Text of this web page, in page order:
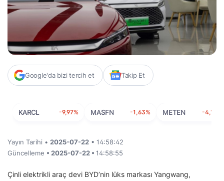
Google'da bizi tercih et Takip Et
KARCL -9,97% MASFN -1,63% METEN -4,10%
Yayın Tarihi • 2025-07-22 • 14:58:42
Güncelleme • 2025-07-22 • 14:58:55
Çinli elektrikli araç devi BYD’nin lüks markası Yangwang,